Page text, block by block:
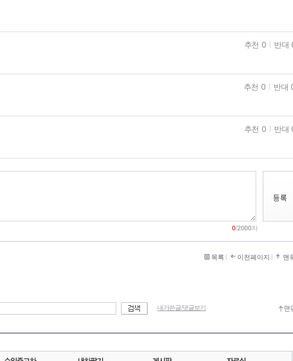
추천 0 반대
추천 0 반대
추천 0 반대
0/2000자
목록 이전페이지 맨
내가쓴글/댓글보기